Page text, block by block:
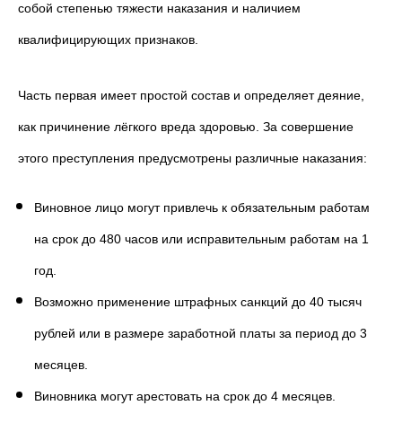
собой степенью тяжести наказания и наличием
квалифицирующих признаков.
Часть первая имеет простой состав и определяет деяние,
как причинение лёгкого вреда здоровью. За совершение
этого преступления предусмотрены различные наказания:
Виновное лицо могут привлечь к обязательным работам
на срок до 480 часов или исправительным работам на 1
год.
Возможно применение штрафных санкций до 40 тысяч
рублей или в размере заработной платы за период до 3
месяцев.
Виновника могут арестовать на срок до 4 месяцев.